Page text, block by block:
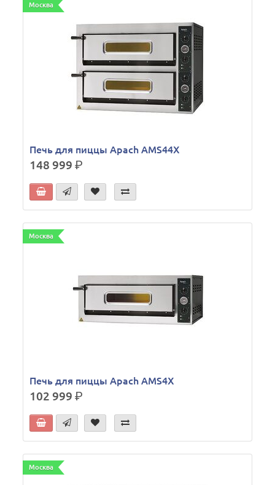
Москва
Печь для пиццы Apach AMS44X
148 999р.
Москва
Печь для пиццы Apach AMS4X
102 999р.
Москва